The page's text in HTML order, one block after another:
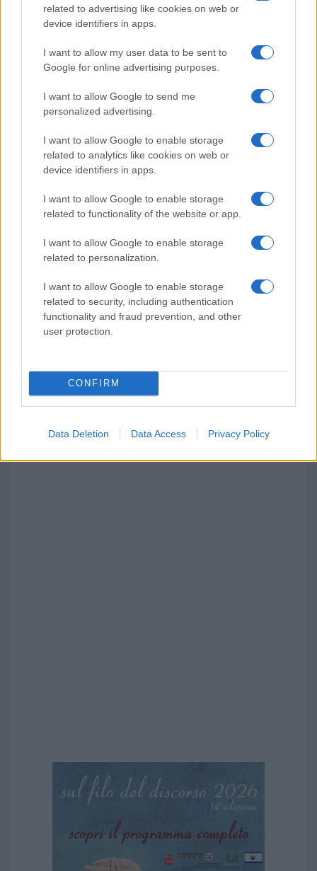
related to advertising like cookies on web or
device identifiers in apps.
I want to allow my user data to be sent to
Google for online advertising purposes.
I want to allow Google to send me
personalized advertising.
I want to allow Google to enable storage
related to analytics like cookies on web or
device identifiers in apps.
I want to allow Google to enable storage
related to functionality of the website or app.
I want to allow Google to enable storage
related to personalization.
I want to allow Google to enable storage
related to security, including authentication
functionality and fraud prevention, and other
user protection.
CONFIRM
Data Deletion Data Access Privacy Policy
Turiste si perdono a Tavolara: salvate dai vigili
del fuoco
Meteo Olbia 6 agosto, migliora il tempo in
Gallura
Incidente Olbia, poliziotto in vacanza salva 6
persone: due bimbi tra i feriti
Red Valley Festival, musica no-stop a Olbia fino
alle 5